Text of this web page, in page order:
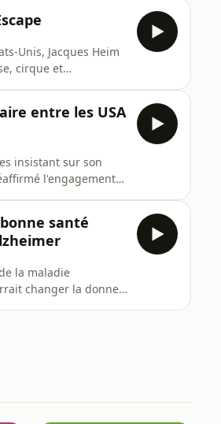
Unis, Jacques Heim
cirque et
entre les USA
insistant sur son
l'engagement
santé
la maladie
changer la donne.